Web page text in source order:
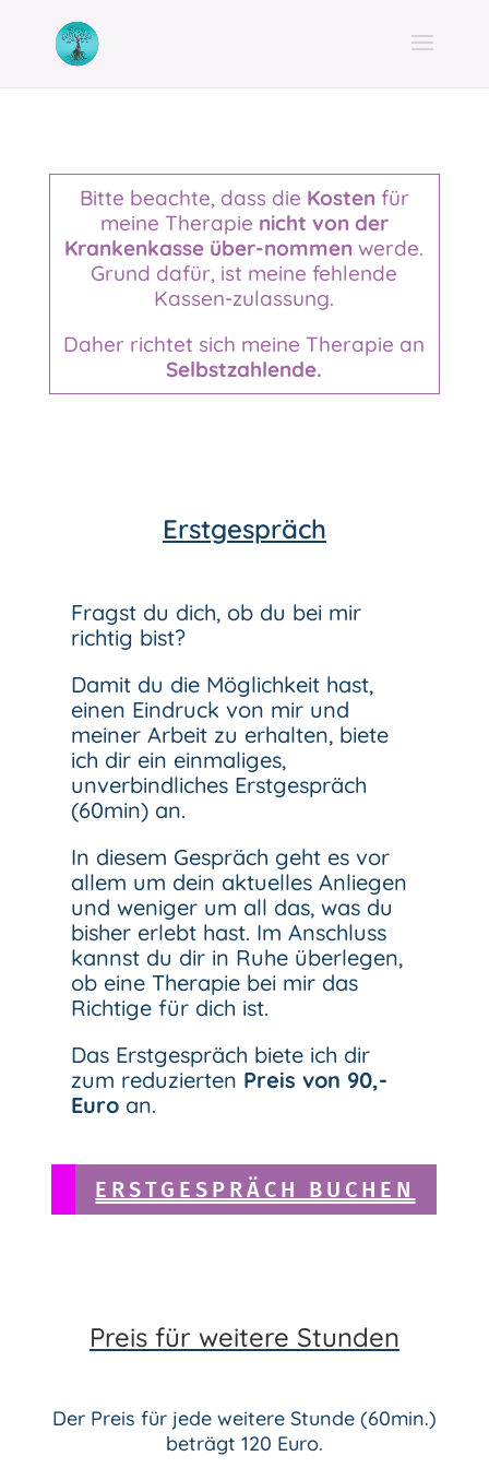
Bitte beachte, dass die Kosten für
meine Therapie nicht von der
Krankenkasse über-nommen werde.
Grund dafür, ist meine fehlende
Kassen-zulassung.
Daher richtet sich meine Therapie an
Selbstzahlende.
Erstgespräch
Fragst du dich, ob du bei mir
richtig bist?
Damit du die Möglichkeit hast,
einen Eindruck von mir und
meiner Arbeit zu erhalten, biete
ich dir ein einmaliges,
unverbindliches Erstgespräch
(60min) an.
In diesem Gespräch geht es vor
allem um dein aktuelles Anliegen
und weniger um all das, was du
bisher erlebt hast. Im Anschluss
kannst du dir in Ruhe überlegen,
ob eine Therapie bei mir das
Richtige für dich ist.
Das Erstgespräch biete ich dir
zum reduzierten Preis von 90,-
Euroan.
ERSTGESPRÄCH BUCHEN
Preis für weitere Stunden
Der Preis für jede weitere Stunde (60min.)
beträgt 120 Euro.